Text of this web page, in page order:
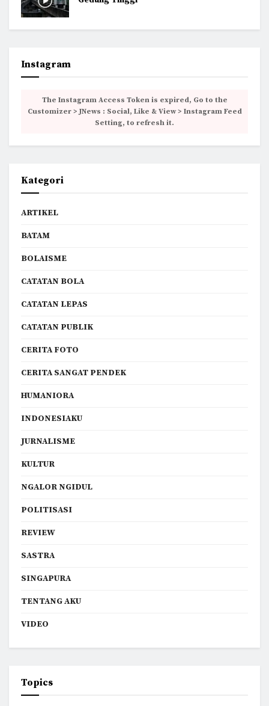
Instagram
The Instagram Access Token is expired, Go to the
Customizer > JNews : Social, Like & View > Instagram Feed
Setting, to refresh it.
Kategori
ARTIKEL
BATAM
BOLAISME
CATATAN BOLA
CATATAN LEPAS
CATATAN PUBLIK
CERITA FOTO
CERITA SANGAT PENDEK
HUMANIORA
INDONESIAKU
JURNALISME
KULTUR
NGALOR NGIDUL
POLITISASI
REVIEW
SASTRA
SINGAPURA
TENTANG AKU
VIDEO
Topics